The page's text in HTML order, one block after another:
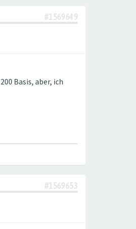
#1569649
Basis, aber, ich
#1569653